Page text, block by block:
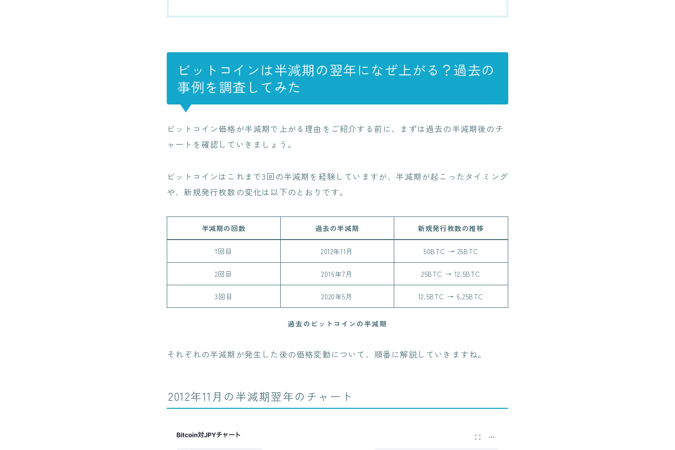
ビットコインは半減期の翌年になぜ上がる？過去の
事例を調査してみた
ビットコイン価格が半減期で上がる理由をご紹介する前に、まずは過去の半減期後のチ
ャートを確認していきましょう。
ビットコインはこれまで3回の半減期を経験していますが、半減期が起こったタイミング
や、新規発行枚数の変化は以下のとおりです。
半減期の回数 過去の半減期 新規発行枚数の推移
1回目 2012年11月 50BTC → 25BTC
2回目 2016年7月 25BTC → 12.5BTC
3回目 2020年5月 12.5BTC → 6.25BTC
過去のビットコインの半減期
それぞれの半減期が発生した後の価格変動について、順番に解説していきますね。
2012年11月の半減期翌年のチャート